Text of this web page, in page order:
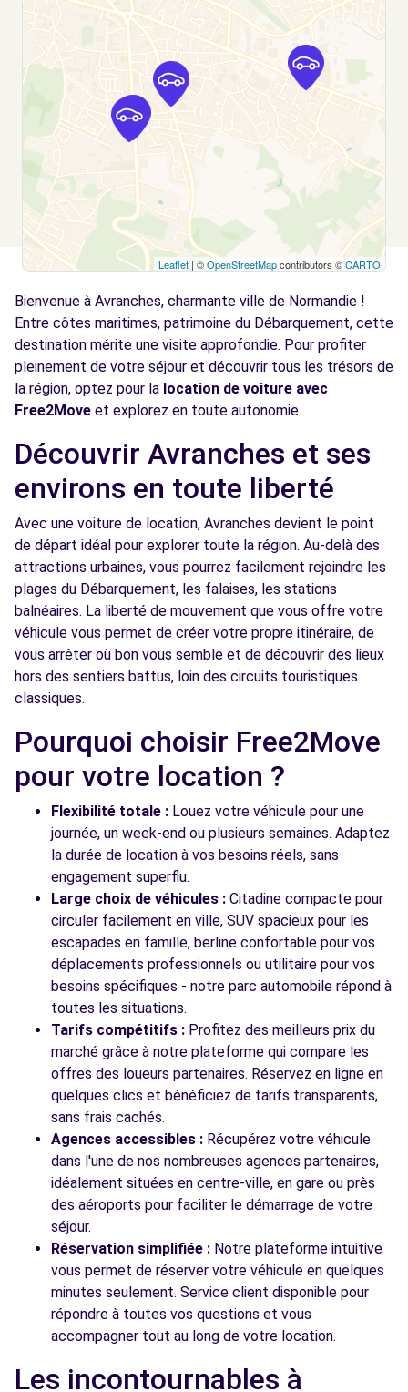
AVRANCHES, 50300
Voir l'agence
Leaflet | ©OpenStreetMapcontributors ©CARTO
Bienvenue à Avranches, charmante ville de Normandie !
Entre côtes maritimes, patrimoine du Débarquement, cette
destination mérite une visite approfondie. Pour profiter
pleinement de votre séjour et découvrir tous les trésors de
la région, optez pour la location de voiture avec
Free2Move et explorez en toute autonomie.
Découvrir Avranches et ses
environs en toute liberté
Avec une voiture de location, Avranches devient le point
de départ idéal pour explorer toute la région. Au-delà des
attractions urbaines, vous pourrez facilement rejoindre les
plages du Débarquement, les falaises, les stations
balnéaires. La liberté de mouvement que vous offre votre
véhicule vous permet de créer votre propre itinéraire, de
vous arrêter où bon vous semble et de découvrir des lieux
hors des sentiers battus, loin des circuits touristiques
classiques.
Pourquoi choisir Free2Move
pour votre location ?
Flexibilité totale : Louez votre véhicule pour une
journée, un week-end ou plusieurs semaines. Adaptez
la durée de location à vos besoins réels, sans
engagement superflu.
Large choix de véhicules : Citadine compacte pour
circuler facilement en ville, SUV spacieux pour les
escapades en famille, berline confortable pour vos
déplacements professionnels ou utilitaire pour vos
besoins spécifiques - notre parc automobile répond à
toutes les situations.
Tarifs compétitifs : Profitez des meilleurs prix du
marché grâce à notre plateforme qui compare les
offres des loueurs partenaires. Réservez en ligne en
quelques clics et bénéficiez de tarifs transparents,
sans frais cachés.
Agences accessibles : Récupérez votre véhicule
dans l'une de nos nombreuses agences partenaires,
idéalement situées en centre-ville, en gare ou près
des aéroports pour faciliter le démarrage de votre
séjour.
Réservation simplifiée : Notre plateforme intuitive
vous permet de réserver votre véhicule en quelques
minutes seulement. Service client disponible pour
répondre à toutes vos questions et vous
accompagner tout au long de votre location.
Les incontournables à